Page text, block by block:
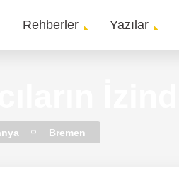
Main
Rehberler Yazılar
Bremen